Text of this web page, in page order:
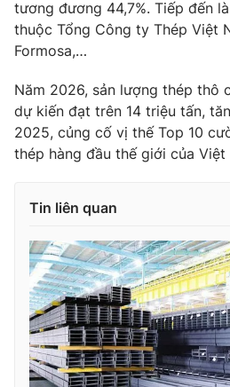
Ðiện thoại Thời báo VTV:024.66
Email: toasoan@vtv.vn
Liên hệ quảng cáo:
® Cấm sao chép dưới mọi hình thức
thuận bằng văn bản. Ghi rõ nguồn
thông tin từ website này.
tương đương 44,7%. Tiếp đến
thuộc Tổng Công ty Thép Việt
Formosa,…
Năm 2026, sản lượng thép thô
dự kiến đạt trên 14 triệu tấn,
2025, củng cố vị thế Top 10
thép hàng đầu thế giới của Việt
Tin liên quan